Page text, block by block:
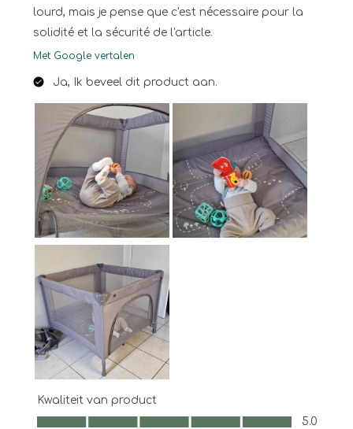
lourd, mais je pense que c'est nécessaire pour la
solidité et la sécurité de l'article.
Met Google vertalen
Ja, Ik beveel dit product aan.
Kwaliteit van product
Kwaliteit van product, 5.0 van 5
5.0